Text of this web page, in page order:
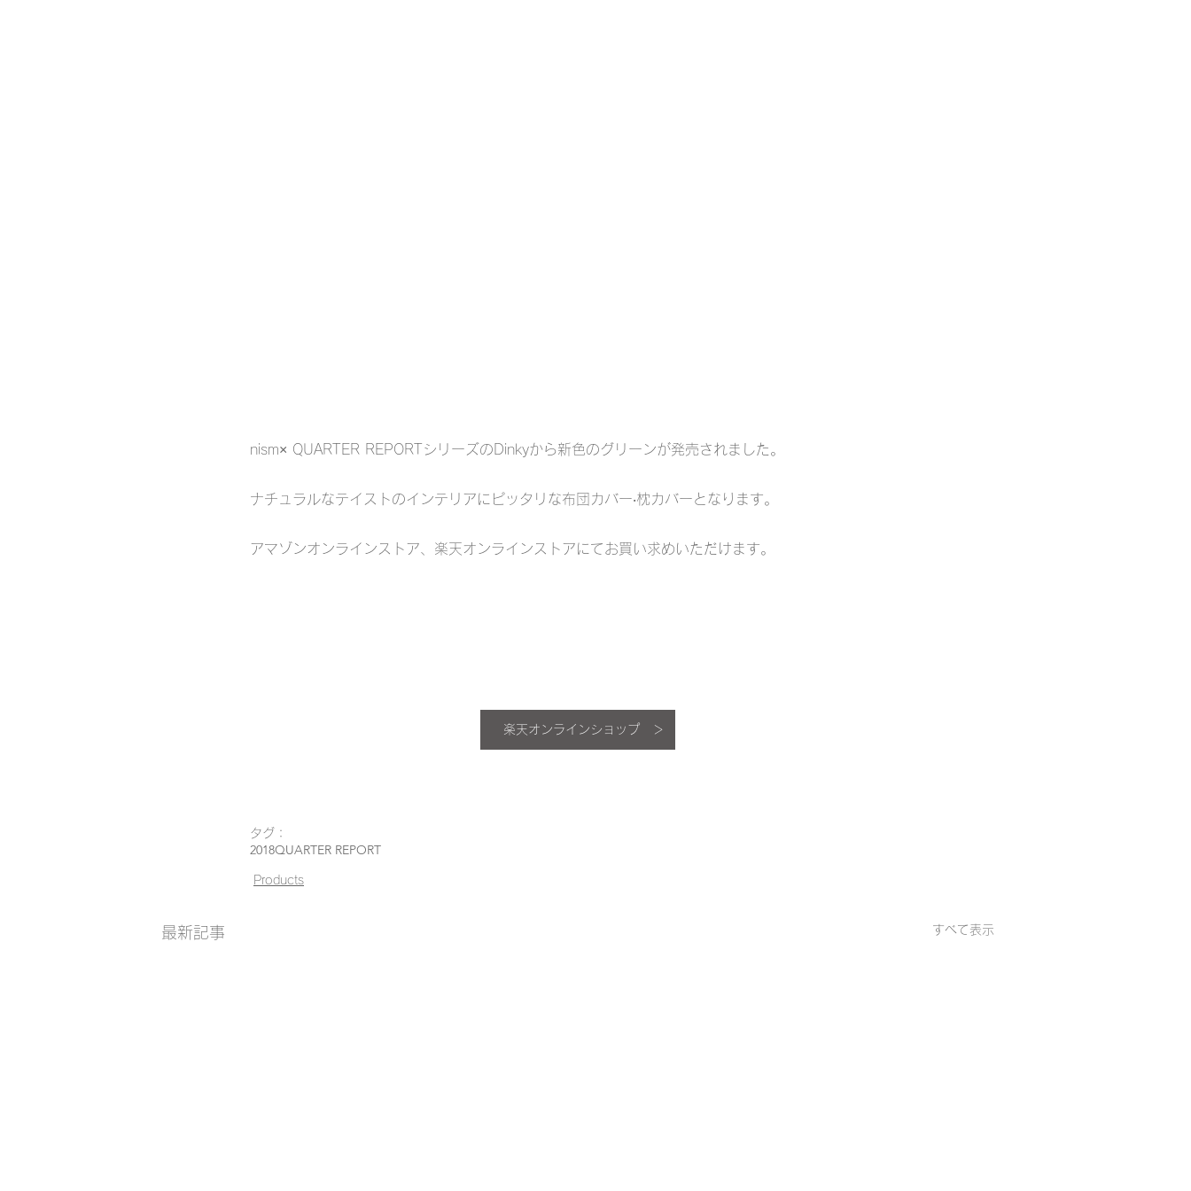
nism× QUARTER REPORTシリーズのDinkyから新色のグリーンが発売されました。
ナチュラルなテイストのインテリアにピッタリな布団カバー‧枕カバーとなります。
アマゾンオンラインストア、楽天オンラインストアにてお買い求めいただけます。
楽天オンラインショップ ＞
タグ：
2018QUARTER REPORT
Products
最新記事 すべて表示